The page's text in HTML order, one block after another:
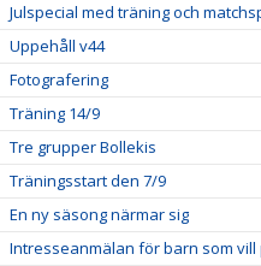
Julspecial med träning och
Uppehåll v44
Fotografering
Träning 14/9
Tre grupper Bollekis
Träningsstart den 7/9
En ny säsong närmar sig
Intresseanmälan för barn som vill